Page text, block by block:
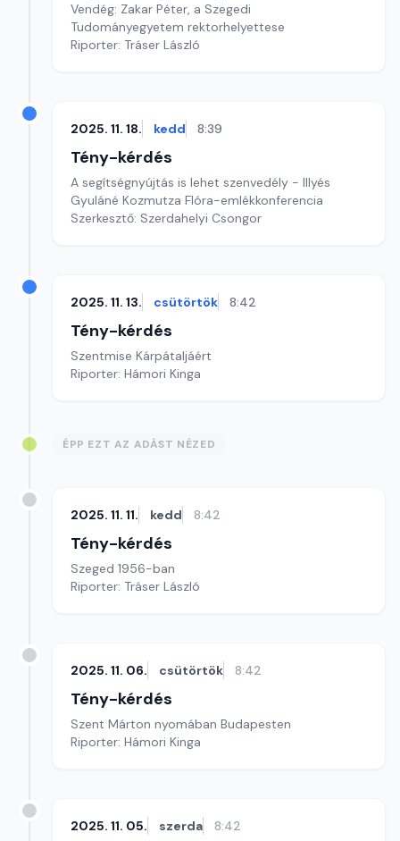
Vendég: Zakar Péter, a Szegedi
Tudományegyetem rektorhelyettese
Riporter: Tráser László
2025. 11. 18. kedd 8:39
Tény-kérdés
A segítségnyújtás is lehet szenvedély - Illyés
Gyuláné Kozmutza Flóra-emlékkonferencia
Szerkesztő: Szerdahelyi Csongor
2025. 11. 13. csütörtök 8:42
Tény-kérdés
Szentmise Kárpátaljáért
Riporter: Hámori Kinga
ÉPP EZT AZ ADÁST NÉZED
2025. 11. 11. kedd 8:42
Tény-kérdés
Szeged 1956-ban
Riporter: Tráser László
2025. 11. 06. csütörtök 8:42
Tény-kérdés
Szent Márton nyomában Budapesten
Riporter: Hámori Kinga
2025. 11. 05. szerda 8:42